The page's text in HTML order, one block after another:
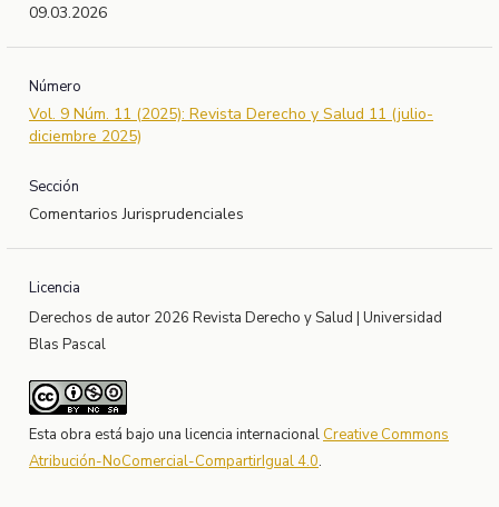
09.03.2026
Número
Vol. 9 Núm. 11 (2025): Revista Derecho y Salud 11 (julio-
diciembre 2025)
Sección
Comentarios Jurisprudenciales
Licencia
Derechos de autor 2026 Revista Derecho y Salud | Universidad
Blas Pascal
Esta obra está bajo una licencia internacional Creative Commons
Atribución-NoComercial-CompartirIgual 4.0.